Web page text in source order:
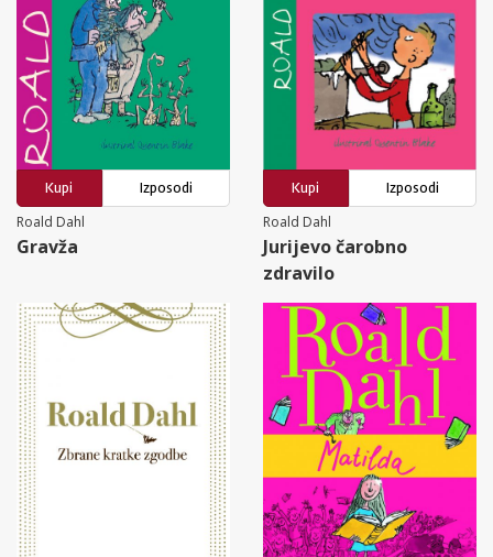
Kupi
Izposodi
Roald Dahl
Gravža
Kupi
Izposodi
Roald Dahl
Jurijevo čarobno
zdravilo